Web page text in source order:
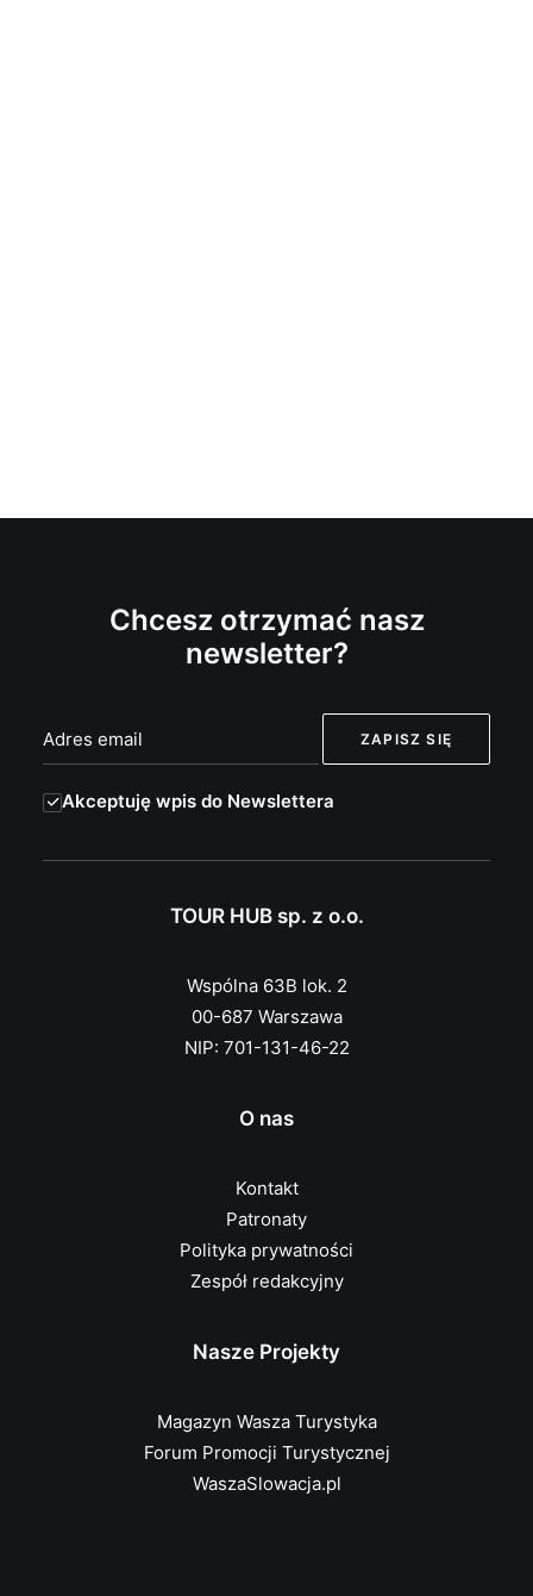
Chcesz otrzymać nasz
newsletter?
Akceptuję wpis do Newslettera
TOUR HUB sp. z o.o.
Wspólna 63B lok. 2
00-687 Warszawa
NIP: 701-131-46-22
O nas
Kontakt
Patronaty
Polityka prywatności
Zespół redakcyjny
Nasze Projekty
Magazyn Wasza Turystyka
Forum Promocji Turystycznej
WaszaSlowacja.pl